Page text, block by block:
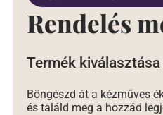
Rendelés
Termék kiválasztása
Böngészd át a kézműves
és találd meg a hozzád